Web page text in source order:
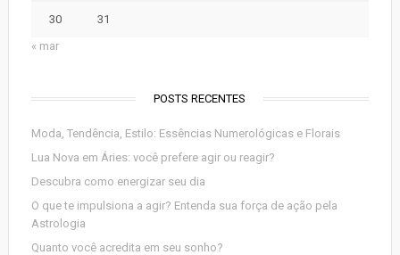
30
31
« mar
POSTS RECENTES
Moda, Tendência, Estilo: Essências Numerológicas e Florais
Lua Nova em Áries: você prefere agir ou reagir?
Descubra como energizar seu dia
O que te impulsiona a agir? Entenda sua força de ação pela
Astrologia
Quanto você acredita em seu sonho?